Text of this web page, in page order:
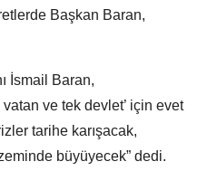
Başkan Baran,
İsmail Baran,
vatan ve tek devlet’ için evet
tarihe karışacak,
büyüyecek” dedi.